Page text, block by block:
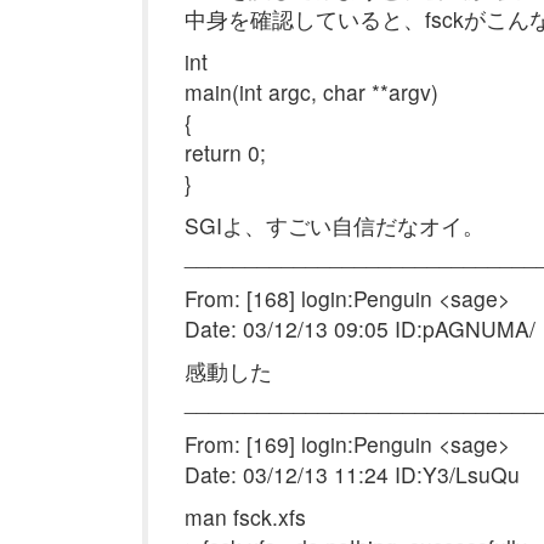
中身を確認していると、fsckがこん
int
main(int argc, char **argv)
{
return 0;
}
SGIよ、すごい自信だなオイ。
From: [168] login:Penguin <sage>
Date: 03/12/13 09:05 ID:pAGNUMA/
感動した
From: [169] login:Penguin <sage>
Date: 03/12/13 11:24 ID:Y3/LsuQu
man fsck.xfs